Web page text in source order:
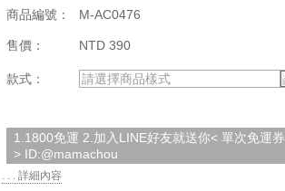
商品編號： M-AC0476
售價： NTD 390
款式： 請選擇商品樣式
1.1800免運 2.加入LINE好友就送你< 單次免運券
> ID:@mamachou
. . . 詳細內容